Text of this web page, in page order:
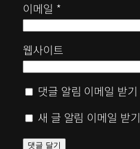
이메일 *
웹사이트
댓글 알림 이메일 받기
새 글 알림 이메일 받기